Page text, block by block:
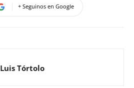
+ Seguinos en Google
Luis Tórtolo